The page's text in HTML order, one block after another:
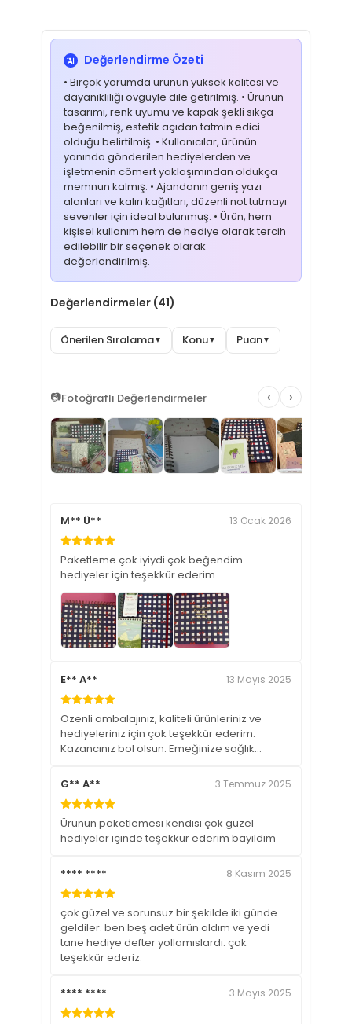
Değerlendirme Özeti
• Birçok yorumda ürünün yüksek kalitesi ve
dayanıklılığı övgüyle dile getirilmiş. • Ürünün
tasarımı, renk uyumu ve kapak şekli sıkça
beğenilmiş, estetik açıdan tatmin edici
olduğu belirtilmiş. • Kullanıcılar, ürünün
yanında gönderilen hediyelerden ve
işletmenin cömert yaklaşımından oldukça
memnun kalmış. • Ajandanın geniş yazı
alanları ve kalın kağıtları, düzenli not tutmayı
sevenler için ideal bulunmuş. • Ürün, hem
kişisel kullanım hem de hediye olarak tercih
edilebilir bir seçenek olarak
değerlendirilmiş.
Değerlendirmeler (41)
Önerilen Sıralama▼ Konu▼ Puan▼
📷Fotoğraflı Değerlendirmeler ‹ ›
M** Ü** 13 Ocak 2026
Paketleme çok iyiydi çok beğendim
hediyeler için teşekkür ederim
E** A** 13 Mayıs 2025
Özenli ambalajınız, kaliteli ürünleriniz ve
hediyeleriniz için çok teşekkür ederim.
Kazancınız bol olsun. Emeğinize sağlık...
G** A** 3 Temmuz 2025
Ürünün paketlemesi kendisi çok güzel
hediyeler içinde teşekkür ederim bayıldım
**** **** 8 Kasım 2025
çok güzel ve sorunsuz bir şekilde iki günde
geldiler. ben beş adet ürün aldım ve yedi
tane hediye defter yollamıslardı. çok
teşekkür ederiz.
**** **** 3 Mayıs 2025